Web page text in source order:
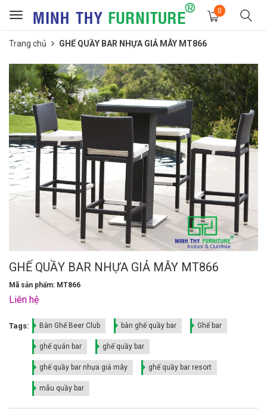
Toggle
0
Trang chủ GHẾ QUẦY BAR NHỰA GIẢ MÂY MT866
GHẾ QUẦY BAR NHỰA GIẢ MÂY MT866
Mã sản phẩm: MT866
Liên hệ
Tags: Bàn Ghế Beer Club bàn ghế quầy bar Ghế bar
ghế quán bar ghế quầy bar
ghế quầy bar nhựa giả mây ghế quầy bar resort
mẫu quầy bar